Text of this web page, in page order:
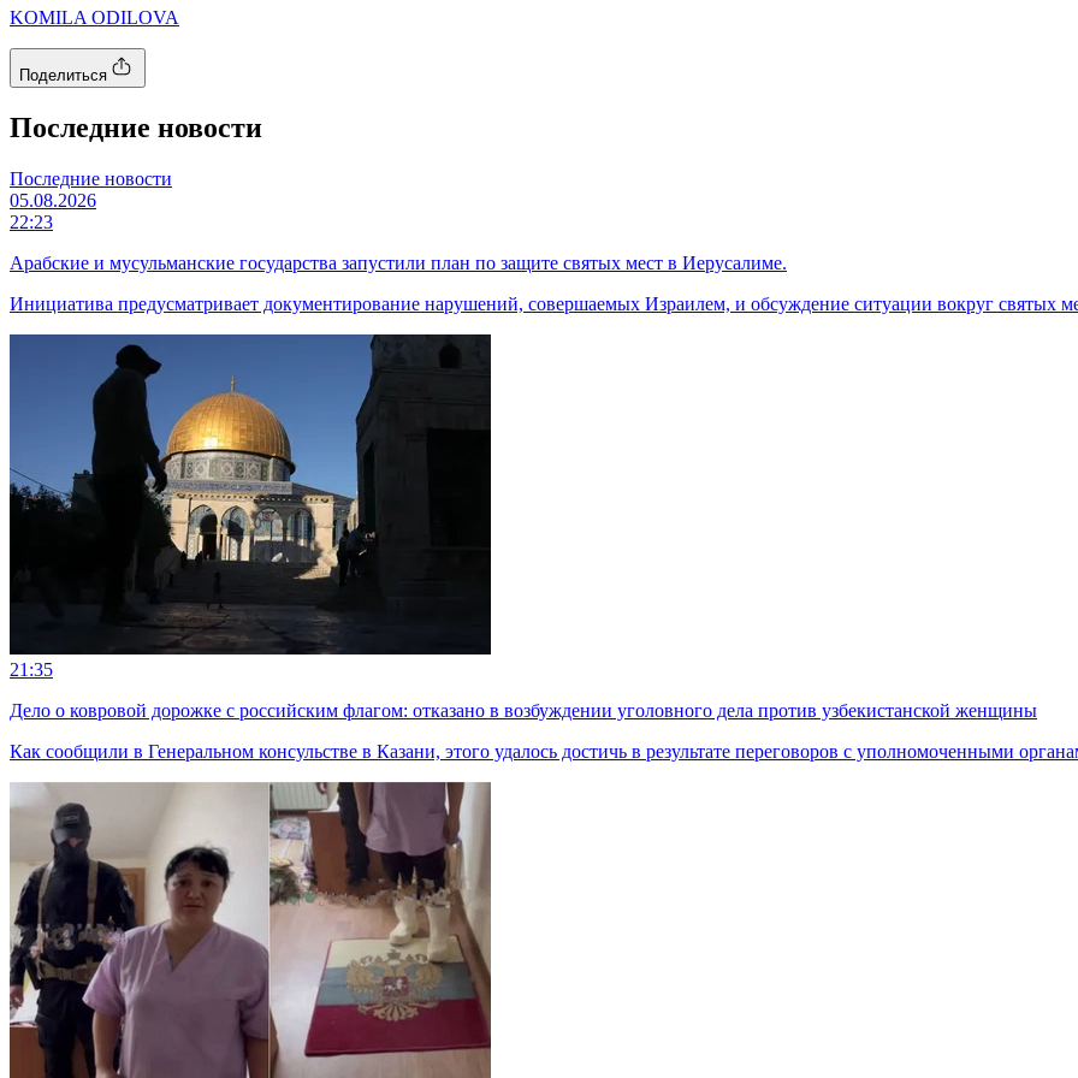
KOMILA ODILOVA
Поделиться
Последние новости
Последние новости
05.08.2026
22:23
Арабские и мусульманские государства запустили план по защите святых мест в Иерусалиме.
Инициатива предусматривает документирование нарушений, совершаемых Израилем, и обсуждение ситуации вокруг святых
21:35
Дело о ковровой дорожке с российским флагом: отказано в возбуждении уголовного дела против узбекистанской женщины
Как сообщили в Генеральном консульстве в Казани, этого удалось достичь в результате переговоров с уполномоченными